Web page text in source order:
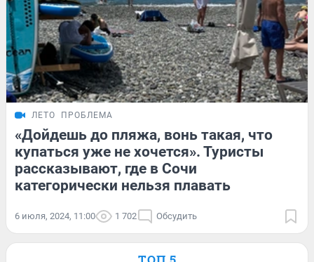
ЛЕТО ПРОБЛЕМА
«Дойдешь до пляжа, вонь такая, что
купаться уже не хочется». Туристы
рассказывают, где в Сочи
категорически нельзя плавать
6 июля, 2024, 11:00 1 702 Обсудить